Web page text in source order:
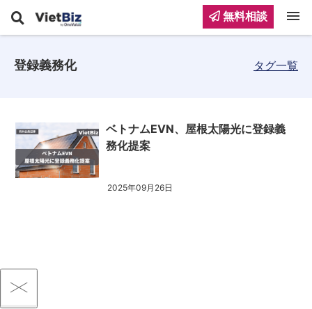
登録義務化 タグ一覧
ベトナムEVN、屋根太陽光に登録義
務化提案
2025年09月26日
無料相談 menu